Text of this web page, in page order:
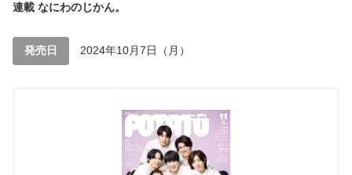
連載 なにわのじかん。
発売日 2024年10月7日（月）